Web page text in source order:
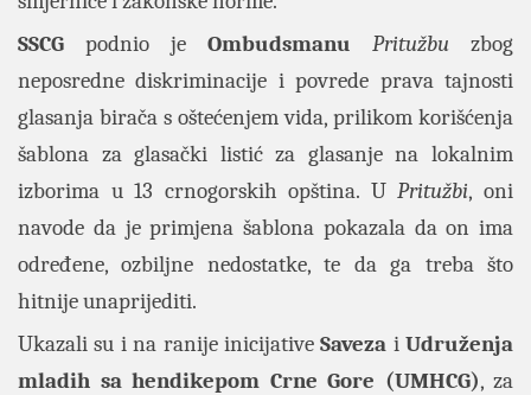
SSCG podnio je Ombudsmanu Pritužbu zbog
neposredne diskriminacije i povrede prava tajnosti
glasanja birača s oštećenjem vida, prilikom korišćenja
šablona za glasački listić za glasanje na lokalnim
izborima u 13 crnogorskih opština. UPritužbi, oni
navode da je primjena šablona pokazala da on ima
određene, ozbiljne nedostatke, te da ga treba što
hitnije unaprijediti.
Ukazali su i na ranije inicijativeSaveza i Udruženja
mladih sa hendikepom Crne Gore (UMHCG), za